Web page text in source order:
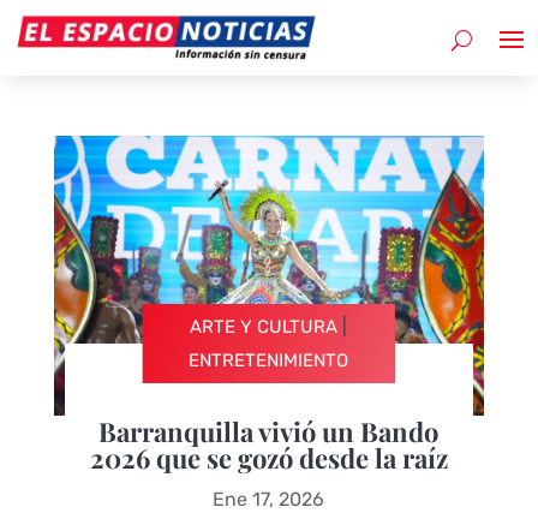
ARTE Y CULTURA
ENTRETENIMIENTO
Barranquilla vivió un Bando
2026 que se gozó desde la raíz
Ene 17, 2026